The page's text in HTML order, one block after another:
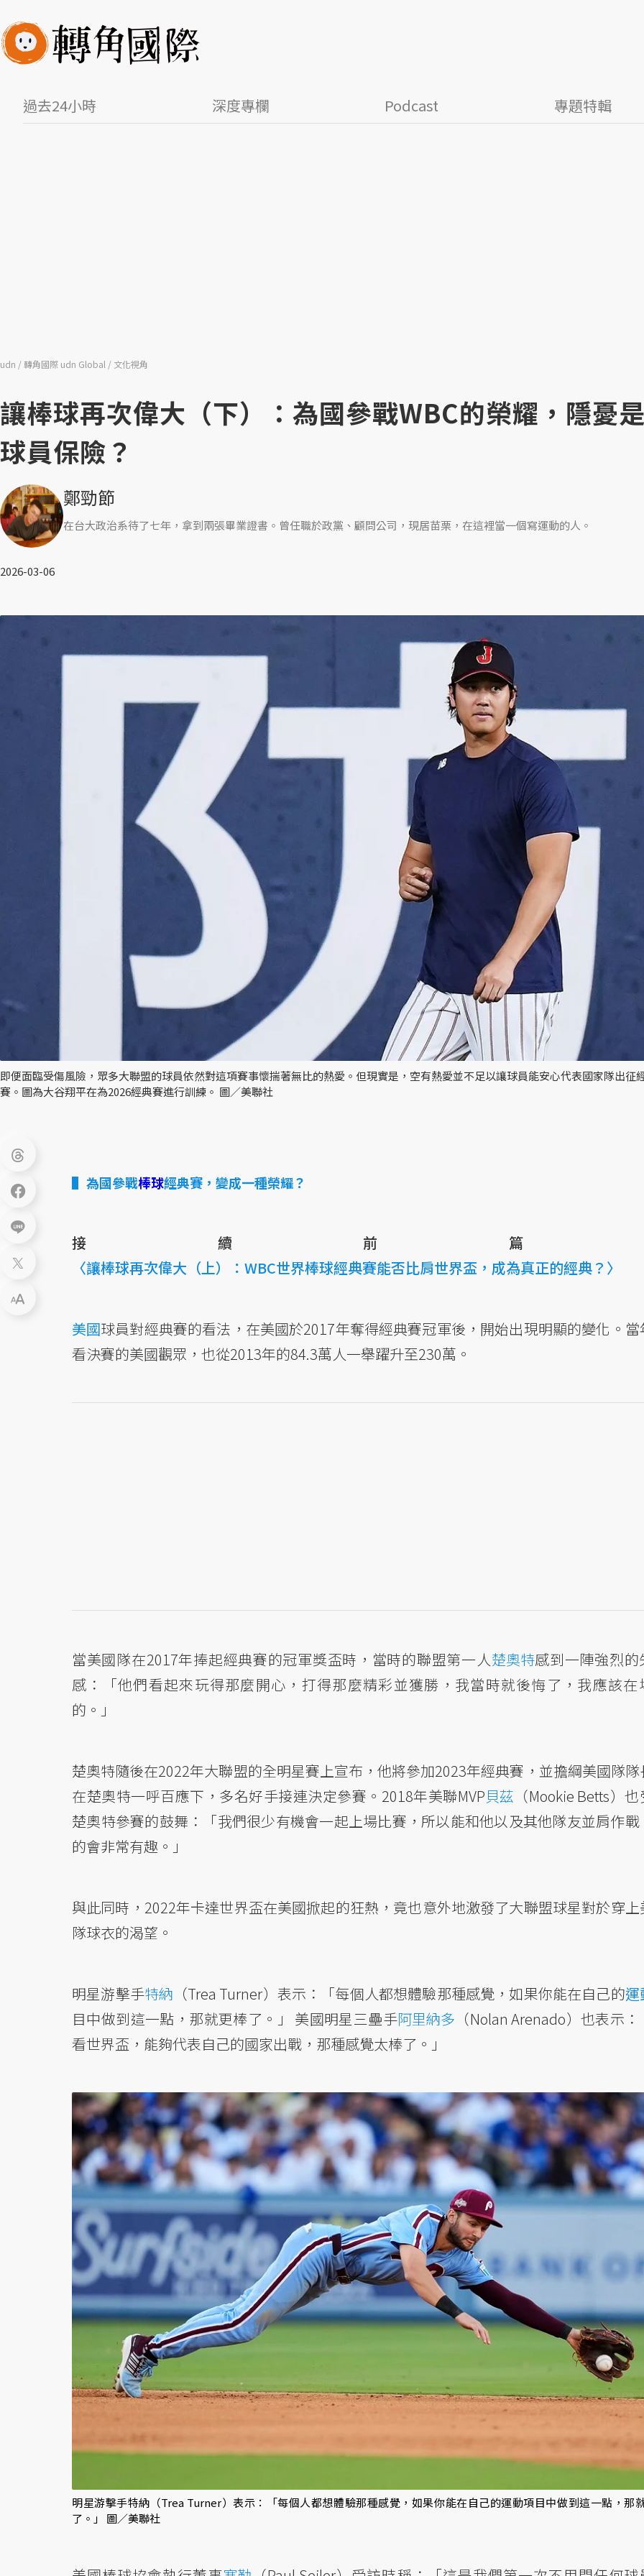
過去24小時 深度專欄 Podcast 專題特輯
udn 轉角國際 udn Global 文化視角
讓棒球再次偉大（下）：為國參戰WBC的榮耀，隱憂
球員保險？
鄭勁節
在台大政治系待了七年，拿到兩張畢業證書。曾任職於政黨、顧問公司，現居苗栗，在這裡當一個寫運動的人。
2026-03-06
即便面臨受傷風險，眾多大聯盟的球員依然對這項賽事懷揣著無比的熱愛。但現實是，空有熱愛並不足以讓球員能安心代表國家隊出征
賽。圖為大谷翔平在為2026經典賽進行訓練。 圖／美聯社
為國參戰棒球經典賽，變成一種榮耀？
接續前篇
〈讓棒球再次偉大（上）：WBC世界棒球經典賽能否比肩世界盃，成為真正的經典？〉
美國球員對經典賽的看法，在美國於2017年奪得經典賽冠軍後，開始出現明顯的變化。當
看決賽的美國觀眾，也從2013年的84.3萬人一舉躍升至230萬。
當美國隊在2017年捧起經典賽的冠軍獎盃時，當時的聯盟第一人楚奧特感到一陣強烈的
感：「他們看起來玩得那麼開心，打得那麼精彩並獲勝，我當時就後悔了，我應該在
的。」
楚奧特隨後在2022年大聯盟的全明星賽上宣布，他將參加2023年經典賽，並擔綱美國隊隊
在楚奧特一呼百應下，多名好手接連決定參賽。2018年美聯MVP貝茲 （Mookie Betts）
楚奧特參賽的鼓舞：「我們很少有機會一起上場比賽，所以能和他以及其他隊友並肩作戰
的會非常有趣。」
與此同時，2022年卡達世界盃在美國掀起的狂熱，竟也意外地激發了大聯盟球星對於穿上
隊球衣的渴望。
明星游擊手特納 （Trea Turner）表示：「每個人都想體驗那種感覺，如果你能在自己的運
目中做到這一點，那就更棒了。」 美國明星三壘手阿里納多 （Nolan Arenado）也表示
看世界盃，能夠代表自己的國家出戰，那種感覺太棒了。」
明星游擊手特納（Trea Turner）表示：「每個人都想體驗那種感覺，如果你能在自己的運動項目中做到這一點，那
了。」 圖／美聯社